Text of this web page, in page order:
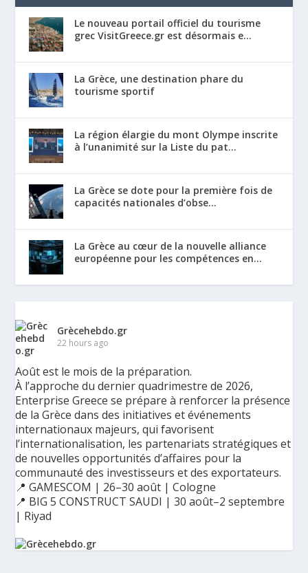
Le nouveau portail officiel du tourisme
grec VisitGreece.gr est désormais e...
La Grèce, une destination phare du
tourisme sportif
La région élargie du mont Olympe inscrite
à l’unanimité sur la Liste du pat...
La Grèce se dote pour la première fois de
capacités nationales d’obse...
La Grèce au cœur de la nouvelle alliance
européenne pour les compétences en...
Grècehebdo.gr
22 hours ago
Août est le mois de la préparation.
À l’approche du dernier quadrimestre de 2026,
Enterprise Greece se prépare à renforcer la présence
de la Grèce dans des initiatives et événements
internationaux majeurs, qui favorisent
l’internationalisation, les partenariats stratégiques et
de nouvelles opportunités d’affaires pour la
communauté des investisseurs et des exportateurs.
📍 GAMESCOM | 26–30 août | Cologne
📍 BIG 5 CONSTRUCT SAUDI | 30 août–2 septembre
| Riyad